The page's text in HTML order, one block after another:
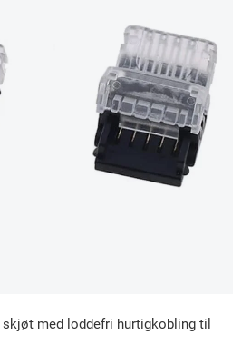
med loddefri hurtigkobling til